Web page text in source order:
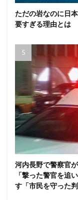
ただの岩なのに日
要すぎる理由とは
河内長野で警察官
「撃った警官を追
す「市民を守った判